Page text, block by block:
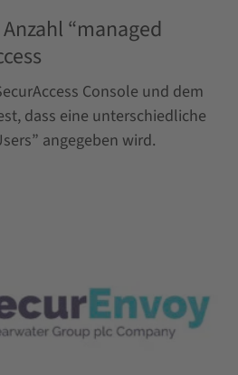
“managed
Console und dem
dass eine unterschiedliche
angegeben wird.